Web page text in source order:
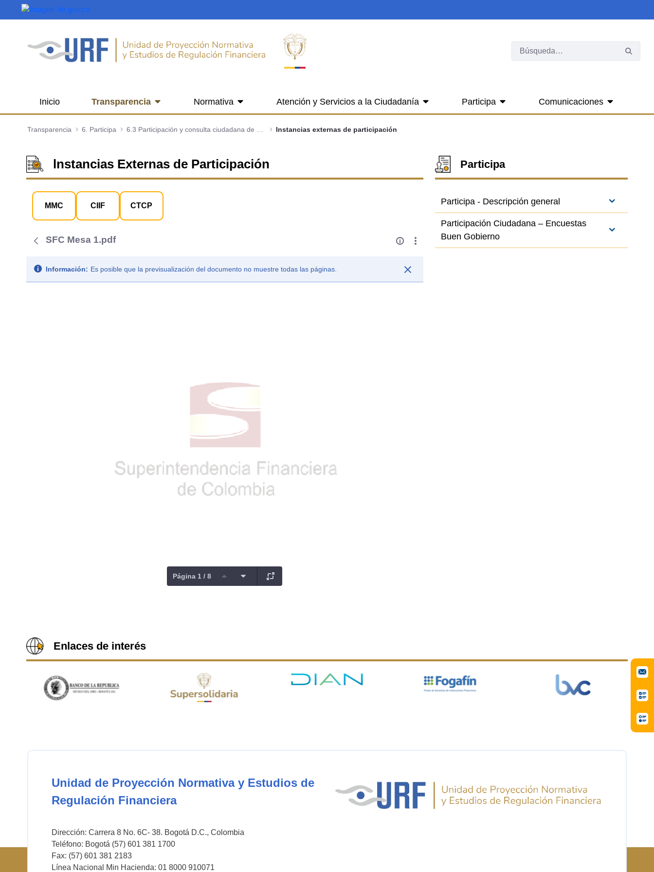
Saltar al contenido principal
Inicio Transparencia Normativa Atención y Servicios a la Ciudadanía Participa Comunicaciones
Transparencia 6. Participa Instancias externas de participación
lnstancias Externas de Participación
MMC CIIF CTCP
SFC Mesa 1.pdf
Información: Es posible que la previsualización del documento no muestre todas las páginas.
Página 1 / 8
Participa
Participa - Descripción general
Participación Ciudadana – Encuestas
Buen Gobierno
Enlaces de interés
Unidad de Proyección Normativa y Estudios de
Regulación Financiera
Dirección: Carrera 8 No. 6C- 38. Bogotá D.C., Colombia
Teléfono: Bogotá (57) 601 381 1700
Fax: (57) 601 381 2183
Línea Nacional Min Hacienda: 01 8000 910071